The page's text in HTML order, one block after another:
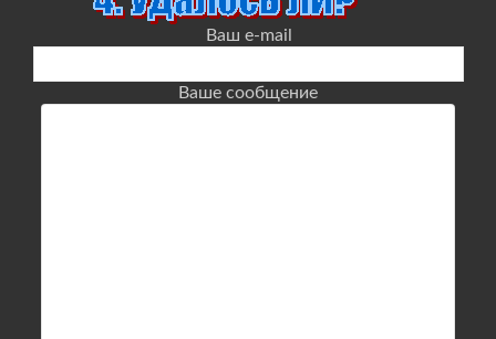
Ваш e-mail
Ваше сообщение